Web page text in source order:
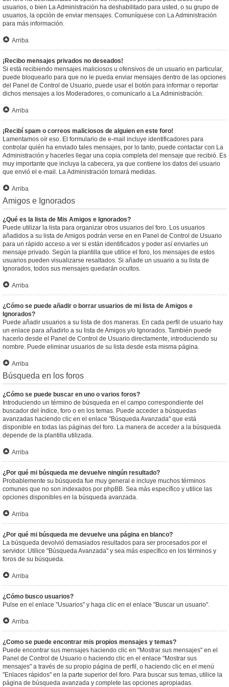
usuarios, o bien La Administración ha deshabilitado para usted, o su grupo de
usuarios, la opción de enviar mensajes. Comuníquese con La Administración
para más información.
Arriba
¡Recibo mensajes privados no deseados!
Si está recibiendo mensajes maliciosos u ofensivos de un usuario en particular,
puede bloquearlo para que no le pueda enviar mensajes dentro de las opciones
del Panel de Control de Usuario, puede usar el botón para informar o reportar
dichos mensajes a los Moderadores, o comunicarlo a La Administración.
Arriba
¡Recibí spam o correos maliciosos de alguien en este foro!
Lamentamos oír eso. El formulario de e-mail incluye identificadores para
controlar quién ha enviado tales mensajes, por lo tanto, puede contactar con La
Administración y hacerles llegar una copia completa del mensaje que recibió. Es
muy importante que incluya la cabecera, ya que contiene los datos del usuario
que envió el e-mail. La Administración tomará medidas.
Arriba
Amigos e Ignorados
¿Qué es la lista de Mis Amigos e Ignorados?
Puede utilizar la lista para organizar otros usuarios del foro. Los usuarios
añadidos a su lista de Amigos podrán verse en en Panel de Control de Usuario
para un rápido acceso a ver si están identificados y poder así enviarles un
mensaje privado. Según la plantilla que utilice el foro, los mensajes de estos
usuarios pueden visualizarse resaltados. Si añade un usuario a su lista de
Ignorados, todos sus mensajes quedarán ocultos.
Arriba
¿Cómo se puede añadir o borrar usuarios de mi lista de Amigos e
Ignorados?
Puede añadir usuarios a su lista de dos maneras. En cada perfil de usuario hay
un enlace para añadirlo a su lista de Amigos y/o Ignorados. También puede
hacerlo desde el Panel de Control de Usuario directamente, introduciendo su
nombre. Puede eliminar usuarios de su lista desde esta misma página.
Arriba
Búsqueda en los foros
¿Cómo se puede buscar en uno o varios foros?
Introduciendo un término de búsqueda en el campo correspondiente del
buscador del índice, foro o en los temas. Puede acceder a búsquedas
avanzadas haciendo clic en el enlace "Búsqueda Avanzada" que está
disponible en todas las páginas del foro. La manera de acceder a la búsqueda
depende de la plantilla utilizada.
Arriba
¿Por qué mi búsqueda me devuelve ningún resultado?
Probablemente su búsqueda fue muy general e incluye muchos términos
comunes que no son indexados por phpBB. Sea más específico y utilice las
opciones disponibles en la búsqueda avanzada.
Arriba
¿Por qué mi búsqueda me devuelve una página en blanco?
La búsqueda devolvió demasiados resultados para ser procesados por el
servidor. Utilice "Búsqueda Avanzada" y sea más específico en los términos y
foros de su búsqueda.
Arriba
¿Cómo busco usuarios?
Pulse en el enlace "Usuarios" y haga clic en el enlace "Buscar un usuario".
Arriba
¿Como se puede encontrar mis propios mensajes y temas?
Puede encontrar sus mensajes haciendo clic en "Mostrar sus mensajes" en el
Panel de Control de Usuario o haciendo clic en el enlace "Mostrar sus
mensajes" a través de su propio página de perfil, o haciendo clic en el menú
"Enlaces rápidos" en la parte superior del foro. Para buscar sus temas, utilice la
página de búsqueda avanzada y complete las opciones apropiadas.